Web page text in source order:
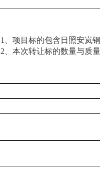
1、项目标的包含日照安岚
2、本次转让标的数量与质